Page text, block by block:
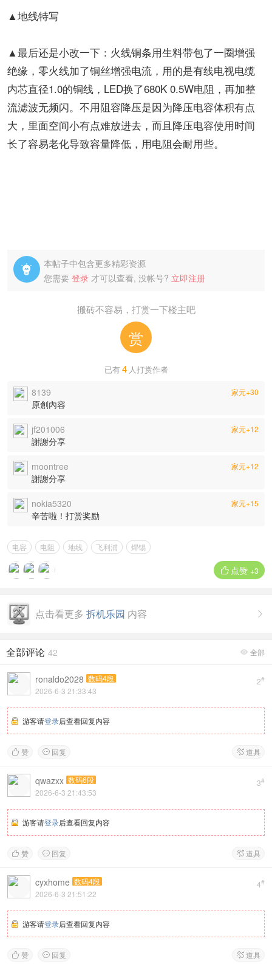
▲地线特写
▲最后还是小改一下：火线铜条用生料带包了一圈增强
绝缘，零火线加了铜丝增强电流，用的是有线电视电缆
内芯直径1.0的铜线，LED换了680K 0.5W电阻，再加整
流滤波无频闪。不用阻容降压是因为降压电容体积有点
大，里面空间小有点难放进去，而且降压电容使用时间
长了容易老化导致容量降低，用电阻会耐用些。

本帖子中包含更多精彩资源
您需要 登录 才可以查看, 没帐号? 立即注册
搬砖不容易，打赏一下楼主吧
赏
已有4 人打赏作者
家元+30
8139
原創內容
家元+12
jf201006
謝謝分享
家元+12
moontree
謝謝分享
家元+15
nokia5320
辛苦啦！打赏奖励
电容 电阻 地线 飞利浦 焊锡
 点赞 +3

点击看更多 拆机乐园 内容
 全部
全部评论 42
2#
ronaldo2028 数码4段
2026-6-3 21:33:43
游客请登录后查看回复内容
 赞  回复  道具
3#
qwazxx 数码6段
2026-6-3 21:43:53
游客请登录后查看回复内容
 赞  回复  道具
4#
cyxhome 数码4段
2026-6-3 21:51:22
游客请登录后查看回复内容
 赞  回复  道具